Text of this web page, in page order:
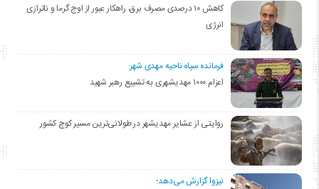
کاهش ۱۰ درصدی مصرف برق، راهکار عبور از اوج گرما و ناترازی
انرژی
فرمانده سپاه ناحیه مهدی شهر:
اعزام ۱۰۰۰ مهدیشهری به تشییع رهبر شهید
روایتی از عشایر مهدیشهر در طولانی‌ترین مسیر کوچ کشور
نیزوا گزارش می‌دهد؛